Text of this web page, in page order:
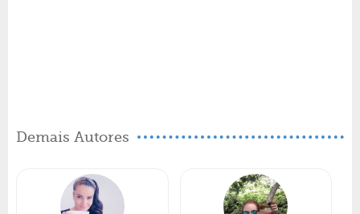
Demais Autores